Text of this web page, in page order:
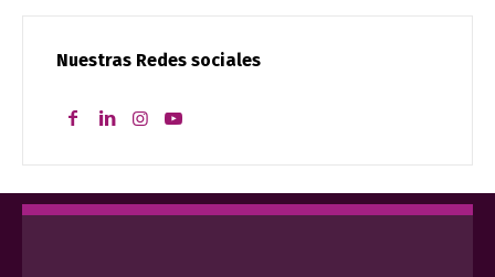
Nuestras Redes sociales